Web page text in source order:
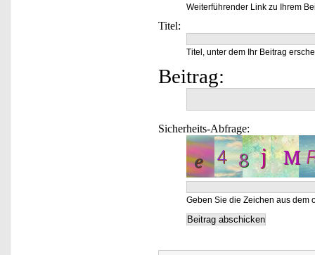
Weiterführender Link zu Ihrem
Titel:
Titel, unter dem Ihr Beitrag
Beitrag:
Sicherheits-Abfrage:
Geben Sie die Zeichen aus dem